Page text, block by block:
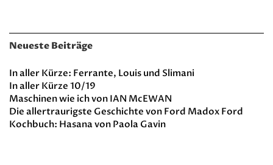
Neueste Beiträge
In aller Kürze: Ferrante, Louis und Slimani
In aller Kürze 10/19
Maschinen wie ich von IAN McEWAN
Die allertraurigste Geschichte von Ford Madox Ford
Kochbuch: Hasana von Paola Gavin